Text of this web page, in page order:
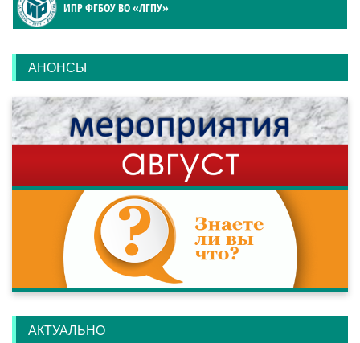
ИПР ФГБОУ ВО «ЛГПУ»
АНОНСЫ
АКТУАЛЬНО